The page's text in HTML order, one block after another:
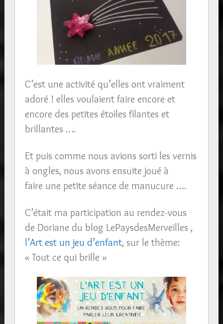
C’est une activité qu’elles ont vraiment
adoré ! elles voulaient faire encore et
encore des petites étoiles filantes et
brillantes ….
Et puis comme nous avions sorti les vernis
à ongles, nous avons ensuite joué à
faire une petite séance de manucure ….
C’était ma participation au rendez-vous
de Doriane du blog LePaysdesMerveilles ,
l’Art est un jeu d’enfant, sur le thème:
« Tout ce qui brille »